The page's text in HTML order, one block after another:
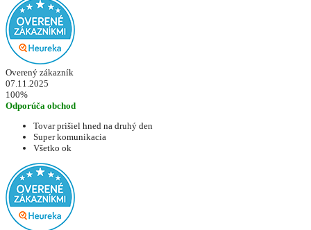
Overený zákazník
07.11.2025
100%
Odporúča obchod
Tovar prišiel hned na druhý den
Super komunikacia
Všetko ok